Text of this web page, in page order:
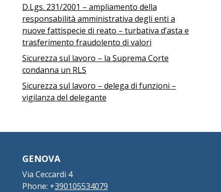
D.Lgs. 231/2001 – ampliamento della
responsabilità amministrativa degli enti a
nuove fattispecie di reato – turbativa d’asta e
trasferimento fraudolento di valori
Sicurezza sul lavoro – la Suprema Corte
condanna un RLS
Sicurezza sul lavoro – delega di funzioni –
vigilanza del delegante
GENOVA
Via Ceccardi 4
Phone: +390105534079